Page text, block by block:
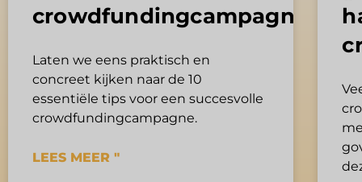
crowdfundingcampagne
Laten we eens praktisch en
concreet kijken naar de 10
essentiële tips voor een succesvolle
crowdfundingcampagne.
LEES MEER "